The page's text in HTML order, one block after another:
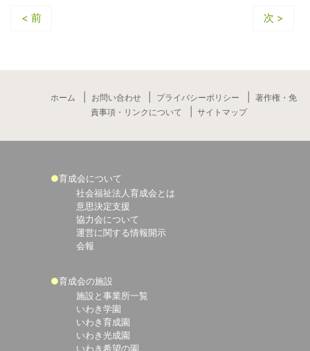
< 前 次 >
ホーム お問い合わせ プライバシーポリシー
著作権・免
責事項・リンクについて
サイトマップ
育成会について
社会福祉法人育成会とは
意思決定支援
協力会について
運営に関する情報開示
会報
育成会の施設
施設と事業所一覧
いわき学園
いわき育成園
いわき光成園
いわき希望の園